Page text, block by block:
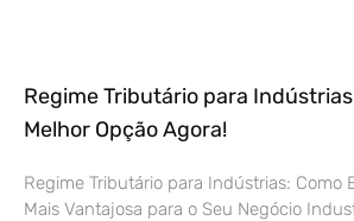
Regime Tributário para
Melhor Opção Agora!
Regime Tributário para Indústrias: Como
Mais Vantajosa para o Seu Negócio